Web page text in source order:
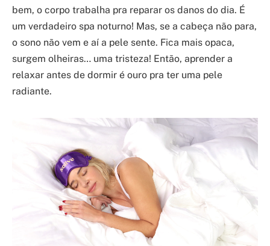
bem, o corpo trabalha pra reparar os danos do dia. É
um verdadeiro spa noturno! Mas, se a cabeça não para,
o sono não vem e aí a pele sente. Fica mais opaca,
surgem olheiras… uma tristeza! Então, aprender a
relaxar antes de dormir é ouro pra ter uma pele
radiante.